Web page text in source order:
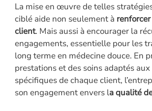
La mise en œuvre de telles
ciblé aide non seulement à
client. Mais aussi à encourager la
engagements, essentielle pour les
long terme en médecine douce. En
prestations et des soins adaptés
spécifiques de chaque client,
son engagement envers la qualité